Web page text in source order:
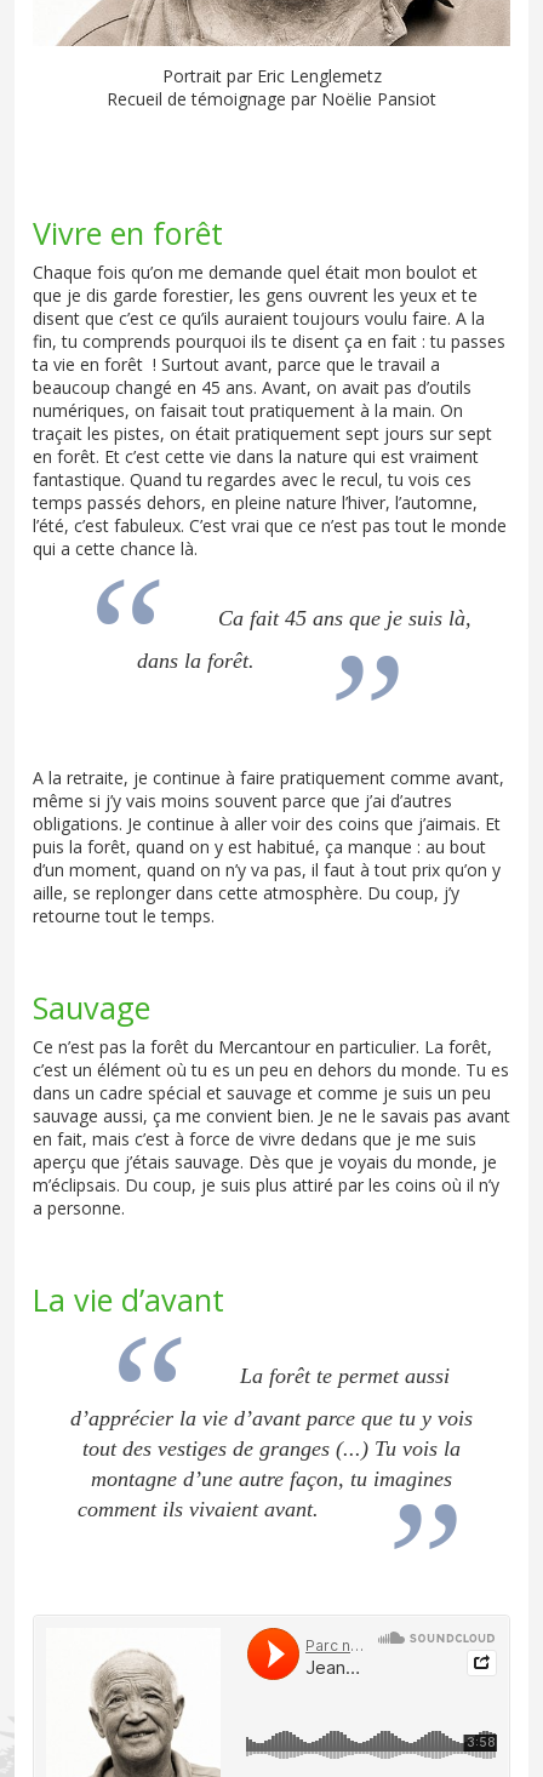
Portrait par Eric Lenglemetz
Recueil de témoignage par Noëlie Pansiot
Vivre en forêt
Chaque fois qu’on me demande quel était mon boulot et
que je dis garde forestier, les gens ouvrent les yeux et te
disent que c’est ce qu’ils auraient toujours voulu faire. A la
fin, tu comprends pourquoi ils te disent ça en fait : tu passes
ta vie en forêt ! Surtout avant, parce que le travail a
beaucoup changé en 45 ans. Avant, on avait pas d’outils
numériques, on faisait tout pratiquement à la main. On
traçait les pistes, on était pratiquement sept jours sur sept
en forêt. Et c’est cette vie dans la nature qui est vraiment
fantastique. Quand tu regardes avec le recul, tu vois ces
temps passés dehors, en pleine nature l’hiver, l’automne,
l’été, c’est fabuleux. C’est vrai que ce n’est pas tout le monde
qui a cette chance là.
Ca fait 45 ans que je suis là,
dans la forêt.
A la retraite, je continue à faire pratiquement comme avant,
même si j’y vais moins souvent parce que j’ai d’autres
obligations. Je continue à aller voir des coins que j’aimais. Et
puis la forêt, quand on y est habitué, ça manque : au bout
d’un moment, quand on n’y va pas, il faut à tout prix qu’on y
aille, se replonger dans cette atmosphère. Du coup, j’y
retourne tout le temps.
Sauvage
Ce n’est pas la forêt du Mercantour en particulier. La forêt,
c’est un élément où tu es un peu en dehors du monde. Tu es
dans un cadre spécial et sauvage et comme je suis un peu
sauvage aussi, ça me convient bien. Je ne le savais pas avant
en fait, mais c’est à force de vivre dedans que je me suis
aperçu que j’étais sauvage. Dès que je voyais du monde, je
m’éclipsais. Du coup, je suis plus attiré par les coins où il n’y
a personne.
La vie d’avant
La forêt te permet aussi
d’apprécier la vie d’avant parce que tu y vois
tout des vestiges de granges (...) Tu vois la
montagne d’une autre façon, tu imagines
comment ils vivaient avant.
Soundcloud